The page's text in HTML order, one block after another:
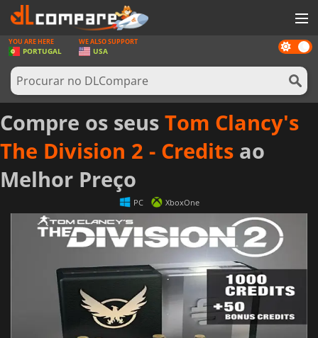
JOGOS
GAME CARDS
SOFTWARE
REWARDS
HARDWARE
NOTÍCIAS
ENTRAR OU REGISTAR
Dark
mode
YOU ARE HERE
PORTUGAL
WE ALSO SUPPORT
USA
Compre os seus Tom Clancy's
The Division 2 - Credits ao
Melhor Preço
PC XboxOne